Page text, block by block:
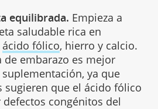
equilibrada. Empieza a
saludable rica en
ácido fólico, hierro y calcio.
de embarazo es mejor
ya que
sugieren que el ácido fólico
congénitos del